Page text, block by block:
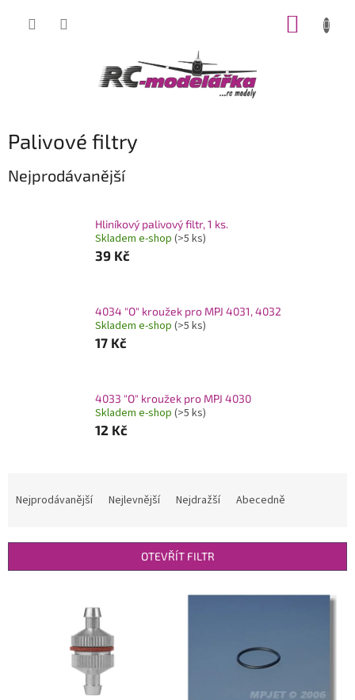
Palivové filtry
Nejprodávanější
Hliníkový palivový filtr, 1 ks.
Skladem e-shop (>5 ks)
39 Kč
4034 "O" kroužek pro MPJ 4031, 4032
Skladem e-shop (>5 ks)
17 Kč
4033 "O" kroužek pro MPJ 4030
Skladem e-shop (>5 ks)
12 Kč
í
Nejprodávanější Nejlevnější Nejdražší Abecedně
OTEVŘÍT FILTR